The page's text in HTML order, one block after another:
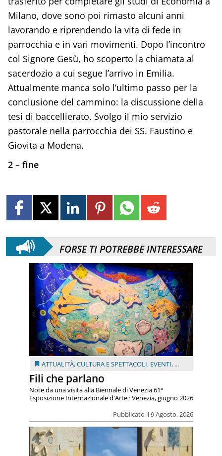
Milano, dove sono poi rimasto alcuni anni
lavorando e riprendendo la vita di fede in
parrocchia e in vari movimenti. Dopo l’incontro
col Signore Gesù, ho scoperto la chiamata al
sacerdozio a cui segue l’arrivo in Emilia.
Attualmente manca solo l’ultimo passo per la
conclusione del cammino: la discussione della
tesi di baccellierato. Svolgo il mio servizio
pastorale nella parrocchia dei SS. Faustino e
Giovita a Modena.
2 – fine
FORSE TI POTREBBE INTERESSARE
ATTUALITÀ,CULTURA E SPETTACOLI, EVENTI, ...
Fili che parlano
Pubblicato il 9 Agosto, 2026
Note da una visita alla Biennale di Venezia 61ª
Esposizione Internazionale d'Arte · Venezia, giugno 2026